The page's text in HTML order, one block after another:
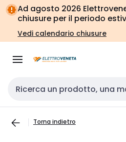
Vai alla
navigazione
Vai
alla
pagina
Ad agosto 2026
chiusure per il periodo
Vedi calendario chiusure
Cerca input
Torna indietro